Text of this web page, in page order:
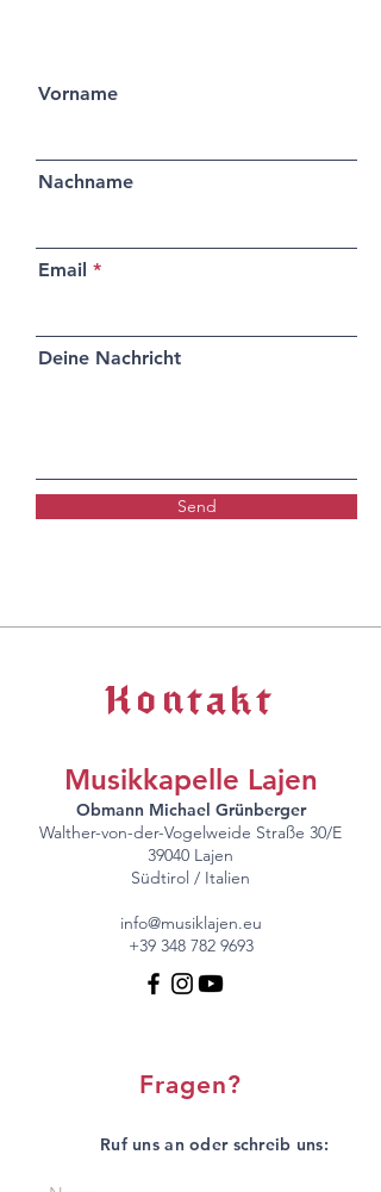
Vorname
Nachname
Email
Deine Nachricht
Send
Kontakt
Musikkapelle Lajen
Obmann Michael Grünberger
Walther-von-der-Vogelweide Straße 30/E
39040 Lajen
Südtirol / Italien
info@musiklajen.eu
+39 348 782 9693
Fragen?
Ruf uns an oder schreib uns: